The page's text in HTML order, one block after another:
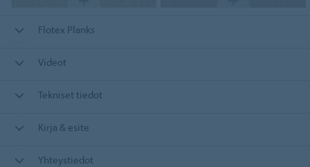
Flotex Planks
Videot
Tekniset tiedot
Kirja & esite
Yhteystiedot